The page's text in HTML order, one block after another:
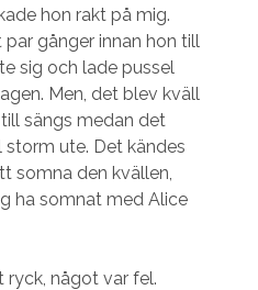
hon rakt på mig.
gånger innan hon till
sig och lade pussel
Men, det blev kväll
sängs medan det
ute. Det kändes
somna den kvällen,
ha somnat med Alice
ryck, något var fel.